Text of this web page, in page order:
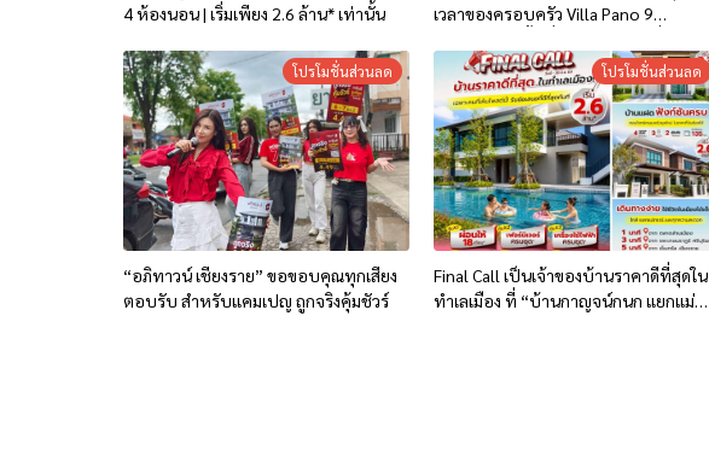
4 ห้องนอน | เริ่มเพียง 2.6 ล้าน* เท่านั้น
เวลาของครอบครัว Villa Pano 9
งานจริง”
โปรโมชั่นส่วนลด
“อภิทาวน์ เชียงราย” ขอขอบคุณทุกเสียง
ตอบรับ สำหรับแคมเปญ ถูกจริงคุ้มชัวร์
โปรโมชั่นส่วนลด
Final Call เป็นเจ้าของบ้านราคาดีที่สุดใน
ทำเลเมือง ที่ “บ้านกาญจน์กนก แยกแม่